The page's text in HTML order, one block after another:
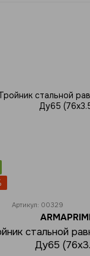
Артикул: 00329
стальной
Ду65